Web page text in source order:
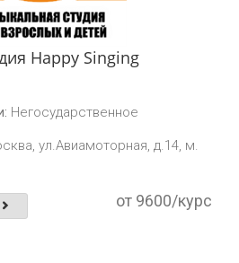
Happy Singing
Негосударственное
ул.Авиамоторная, д.14, м.
от 9600/курс